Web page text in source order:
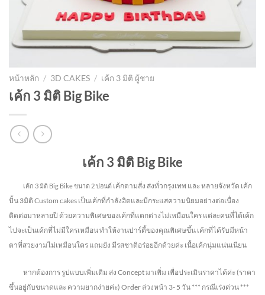
หน้าหลัก / 3D CAKES / เค้ก 3 มิติ ผู้ชาย
เค้ก 3 มิติ Big Bike
เค้ก 3 มิติ Big Bike
เค้ก 3 มิติ Big Bikeขนาด 2 ปอนด์ เค้กตามสั่ง ส่งทั่วกรุงเทพ และ หลายจังหวัด เค้ก
ปั้น 3มิติ Custom cakes เป็นเค้กที่กำลังฮิตและมีกระแสความนิยมอย่างต่อเนื่อง
ติดต่อมาหลายปี ด้วยความพิเศษของเค้กที่แตกต่างไม่เหมือนใคร แต่ละคนที่ได้เค้ก
ไปจะเป็นเค้กที่ไม่มีใครเหมือน ทำให้งานปาร์ตี้ของคุณพิเศษขึ้น เค้กที่ได้รับมีหน้า
ตาที่สวยงามไม่เหมือนใคร แถมยัง มีรสชาติอร่อยอีกด้วยค่ะ เนื้อเค้กนุ่มแน่นเนียน
หากต้องการ รูปแบบเพิ่มเติม ส่ง Concept มาเพิ่ม เพื่อประเมินราคาได้ค่ะ (ราคา
ขึ้นอยู่กับขนาดและ ความยากง่ายค่ะ) Order ล่วงหน้า 3- 5 วัน *** กรณีเร่งด่วน ***